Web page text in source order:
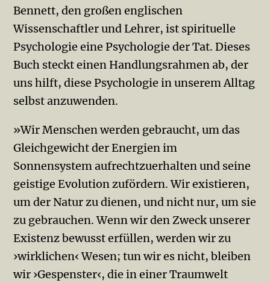
Bennett, den großen englischen
Wissenschaftler und Lehrer, ist spirituelle
Psychologie eine Psychologie der Tat. Dieses
Buch steckt einen Handlungsrahmen ab, der
uns hilft, diese Psychologie in unserem Alltag
selbst anzuwenden.
»Wir Menschen werden gebraucht, um das
Gleichgewicht der Energien im
Sonnensystem aufrechtzuerhalten und seine
geistige Evolution zufördern. Wir existieren,
um der Natur zu dienen, und nicht nur, um sie
zu gebrauchen. Wenn wir den Zweck unserer
Existenz bewusst erfüllen, werden wir zu
›wirklichen‹ Wesen; tun wir es nicht, bleiben
wir ›Gespenster‹, die in einer Traumwelt